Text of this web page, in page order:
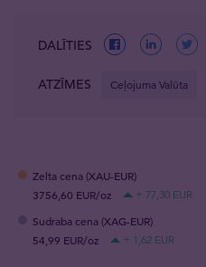
DALĪTIES
ATZĪMES Ceļojuma Valūta
Zelta cena (XAU-EUR)
3756,60 EUR/oz
+ 77,30 EUR
Sudraba cena (XAG-EUR)
54,99 EUR/oz
+ 1,62 EUR